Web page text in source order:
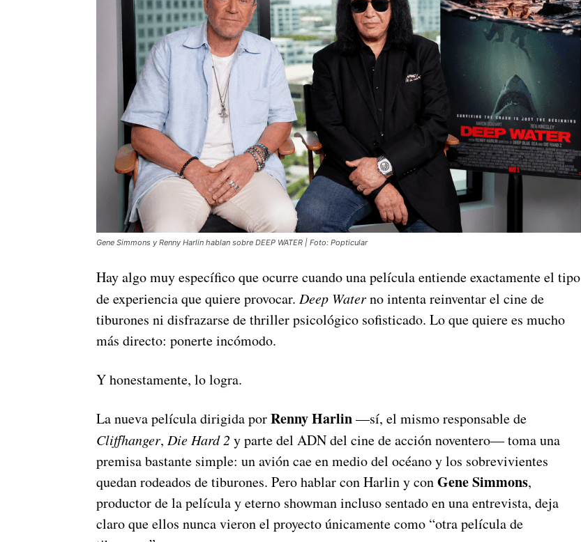
Gene Simmons y Renny Harlin hablan sobre DEEP WATER | Foto: Popticular
Hay algo muy específico que ocurre cuando una película entiende exactamente el tipo
de experiencia que quiere provocar. Deep Waterno intenta reinventar el cine de
tiburones ni disfrazarse de thriller psicológico sofisticado. Lo que quiere es mucho
más directo: ponerte incómodo.
Y honestamente, lo logra.
La nueva película dirigida porRenny Harlin—sí, el mismo responsable de
Cliffhanger, Die Hard 2 y parte del ADN del cine de acción noventero— toma una
premisa bastante simple: un avión cae en medio del océano y los sobrevivientes
quedan rodeados de tiburones. Pero hablar con Harlin y conGene Simmons,
productor de la película y eterno showman incluso sentado en una entrevista, deja
claro que ellos nunca vieron el proyecto únicamente como “otra película de